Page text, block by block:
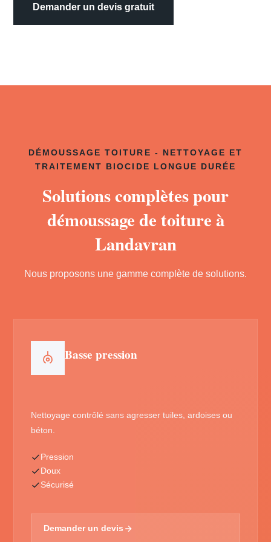
Demander un devis gratuit
DÉMOUSSAGE TOITURE - NETTOYAGE ET
TRAITEMENT BIOCIDE LONGUE DURÉE
Solutions complètes pour
démoussage de toiture à
Landavran
Nous proposons une gamme complète de solutions.
Basse pression
Nettoyage contrôlé sans agresser tuiles, ardoises ou
béton.
Pression
Doux
Sécurisé
Demander un devis